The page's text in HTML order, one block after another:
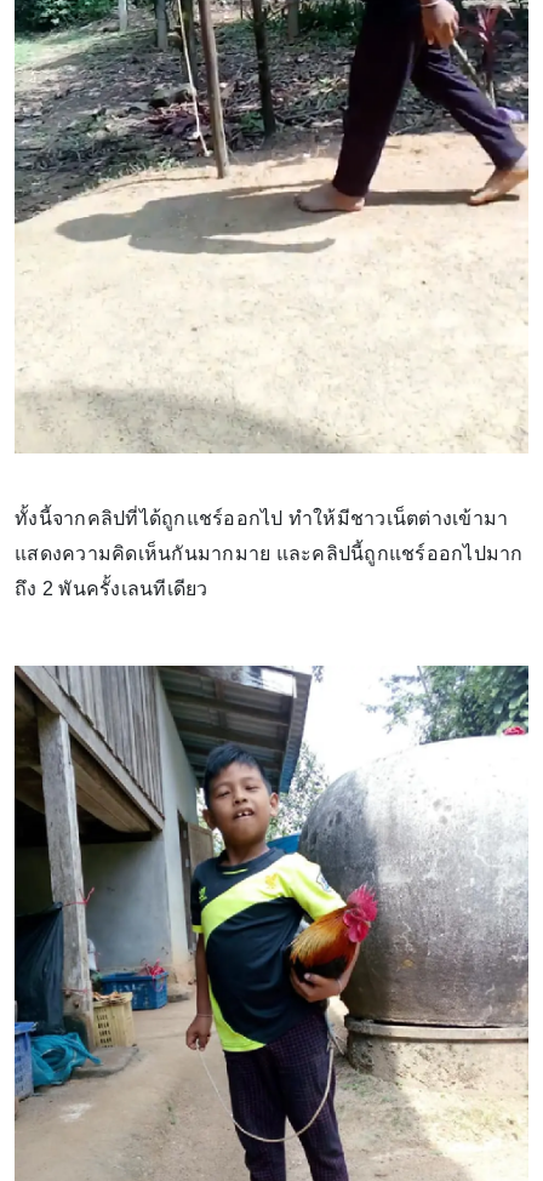
ทั้งนี้จากคลิปที่ได้ถูกแชร์ออกไป ทำให้มีชาวเน็ตต่างเข้ามา
แสดงความคิดเห็นกันมากมาย และคลิปนี้ถูกแชร์ออกไปมาก
ถึง 2 พันครั้งเลนทีเดียว